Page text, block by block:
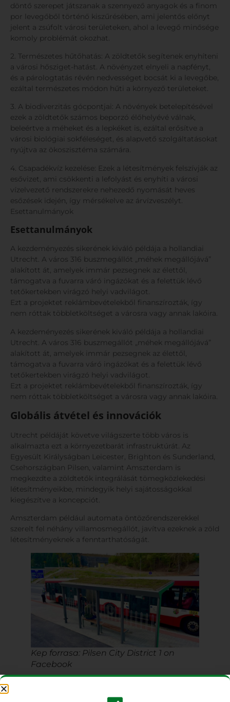
döntő szerepet játszanak a szennyező anyagok és a finom
por levegőből történő kiszűrésében, ami jelentős előnyt
jelent a zsúfolt városi területeken, ahol a levegő minősége
komoly problémát okozhat.
2. Természetes hűtőhatás: A zöldtetők segítenek enyhíteni
a városi hősziget-hatást. A növényzet elnyeli a napfényt,
és a párologtatás révén nedvességet bocsát ki a levegőbe,
ezáltal természetes módon hűti a környező területeket.
3. A biodiverzitás gócpontjai: A növények betelepítésével
ezek a zöldtetők számos beporzó élőhelyévé válnak,
beleértve a méheket és a lepkéket is, ezáltal erősítve a
városi biológiai sokféleséget, és alapvető szolgáltatásokat
nyújtva az ökoszisztéma számára.
4. Csapadékvíz kezelése: Ezek a létesítmények felszívják az
esővizet, ami csökkenti a lefolyást és enyhíti a városi
vízelvezető rendszerekre nehezedő nyomását heves
esőzések idején, így mérsékelve az árvízveszélyt.
Esettanulmányok
Esettanulmányok
A kezdeményezés sikerének kiváló példája a hollandiai
Utrecht. A város 316 buszmegállót „méhek megállójává”
alakított át, amelyek immár pezsegnek az élettől,
támogatva a fuvarra váró ingázókat és a felettük lévő
tetőkertekben virágzó helyi vadvilágot.
Ezt a projektet reklámbevételekből finanszírozták, így
nem róttak többletköltséget a városra vagy annak lakóira.
A kezdeményezés sikerének kiváló példája a hollandiai
Utrecht. A város 316 buszmegállót „méhek megállójává”
alakított át, amelyek immár pezsegnek az élettől,
támogatva a fuvarra váró ingázókat és a felettük lévő
tetőkertekben virágzó helyi vadvilágot.
Ezt a projektet reklámbevételekből finanszírozták, így
nem róttak többletköltséget a városra vagy annak lakóira.
Globális átvétel és innovációk
Utrecht példáját követve világszerte több város is
alkalmazta ezt a környezetbarát infrastruktúrát. Az
Egyesült Királyságban Leicester, Brighton és Sunderland,
Csehországban Pilsen, valamint Amszterdam is
megkezdte a zöldtetők integrálását tömegközlekedési
létesítményeikbe, mindegyik helyi sajátosságokkal
kiegészítve a koncepciót.
Amszterdam például automata öntözőrendszerekkel
szerelt fel néhány villamosmegállót, javítva ezeknek a zöld
létesítményeknek a fenntarthatóságát.
Kep forrasa: Pilsen City District 1 on
Facebook